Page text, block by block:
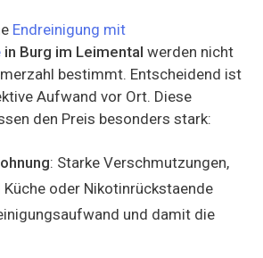
Endreinigung mit
in Burg im Leimental werden nicht
bestimmt. Entscheidend ist
Aufwand vor Ort. Diese
den Preis besonders stark:
: Starke Verschmutzungen,
Küche oder Nikotinrückstaende
und damit die